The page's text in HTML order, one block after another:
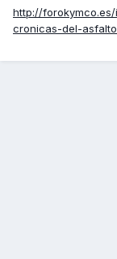
http://
cronicas-del-